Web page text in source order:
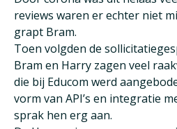
reviews waren er echter niet
grapt Bram.
Toen volgden de
Bram en Harry zagen veel
die bij Educom werd
vorm van API’s en integratie
sprak hen erg aan.